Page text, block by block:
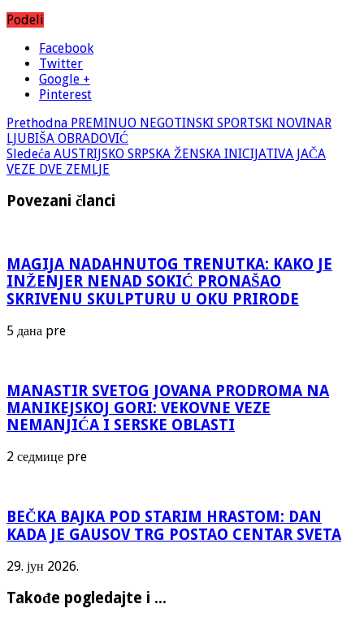
Podeli
Facebook
Twitter
Google +
Pinterest
Prethodna PREMINUO NEGOTINSKI SPORTSKI NOVINAR
LJUBIŠA OBRADOVIĆ
Sledeća AUSTRIJSKO SRPSKA ŽENSKA INICIJATIVA JAČA
VEZE DVE ZEMLJE
Povezani članci
MAGIJA NADAHNUTOG TRENUTKA: KAKO JE
INŽENJER NENAD SOKIĆ PRONAŠAO
SKRIVENU SKULPTURU U OKU PRIRODE
5 дана pre
MANASTIR SVETOG JOVANA PRODROMA NA
MANIKEJSKOJ GORI: VEKOVNE VEZE
NEMANJIĆA I SERSKE OBLASTI
2 седмице pre
BEČKA BAJKA POD STARIM HRASTOM: DAN
KADA JE GAUSOV TRG POSTAO CENTAR SVETA
29. јун 2026.
Takođe pogledajte i ...